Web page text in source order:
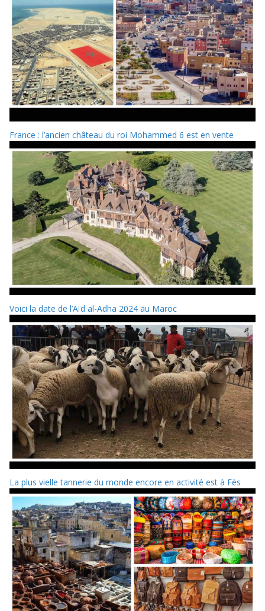
France : l’ancien château du roi Mohammed 6 est en vente
Voici la date de l’Aïd al-Adha 2024 au Maroc
La plus vielle tannerie du monde encore en activité est à Fès